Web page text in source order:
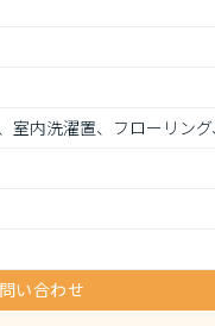
内洗濯置、フローリン
い合わせ